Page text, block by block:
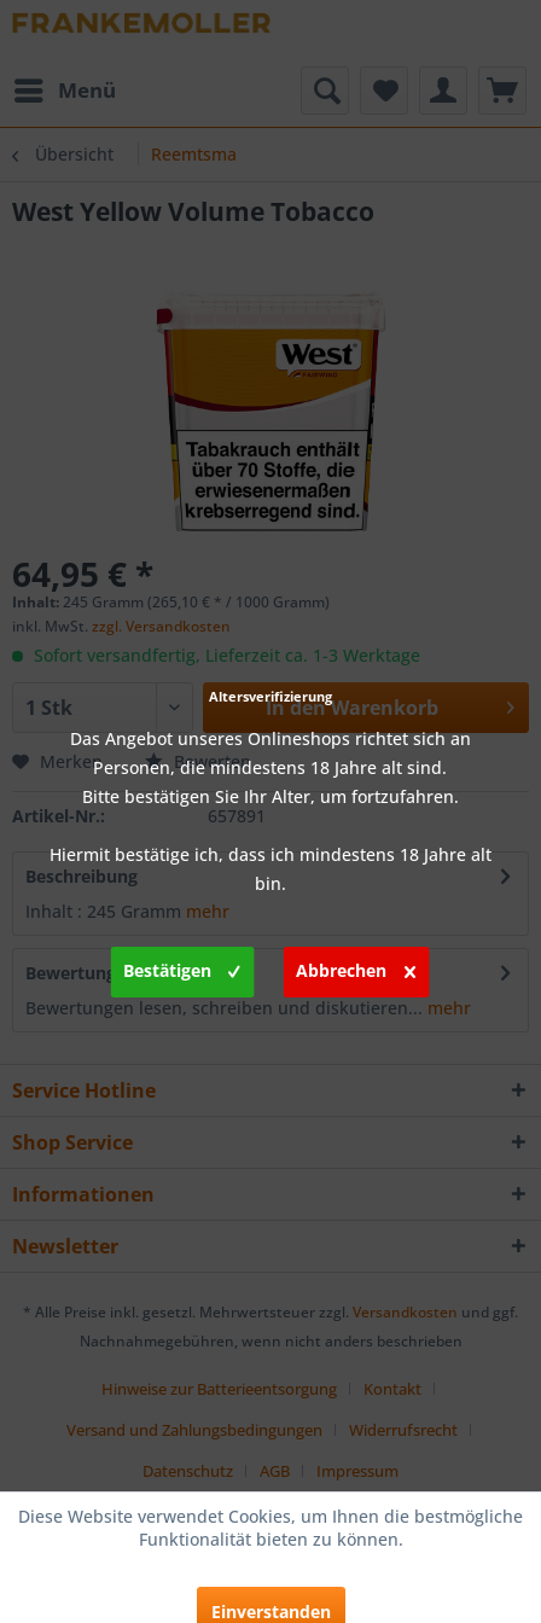
Menü
Übersicht Reemtsma
West Yellow Volume Tobacco
64,95 € *
Inhalt: 245 Gramm (265,10 € * / 1000 Gramm)
inkl. MwSt. zzgl. Versandkosten
Sofort versandfertig, Lieferzeit ca. 1-3 Werktage
In denWarenkorb
Merken Bewerten
Artikel-Nr.: 657891
Beschreibung
Inhalt : 245 Gramm mehr
Bewertungen
0
Bewertungen lesen, schreiben und diskutieren... mehr
Service Hotline
Shop Service
Informationen
Newsletter
* Alle Preise inkl. gesetzl. Mehrwertsteuer zzgl. Versandkosten und ggf.
Nachnahmegebühren, wenn nicht anders beschrieben
Hinweise zur Batterieentsorgung
Kontakt
Versand und Zahlungsbedingungen
Widerrufsrecht
Datenschutz
AGB Impressum
Diese Website verwendet Cookies, um Ihnen die bestmögliche
Funktionalität bieten zu können.
Einverstanden
Altersverifizierung
Das Angebot unseres Onlineshops richtet sich an
Personen, die mindestens 18 Jahre alt sind.
Bitte bestätigen Sie Ihr Alter, um fortzufahren.
Hiermit bestätige ich, dass ich mindestens 18 Jahre alt
bin.
Bestätigen Abbrechen